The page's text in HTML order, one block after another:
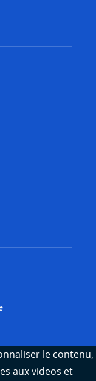
le contenu,
aux videos et